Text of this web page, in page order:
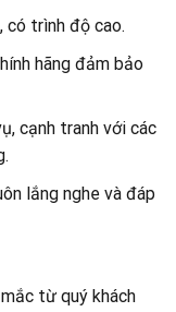
có trình độ cao.
hãng đảm bảo
cạnh tranh với các
lắng nghe và đáp
từ quý khách